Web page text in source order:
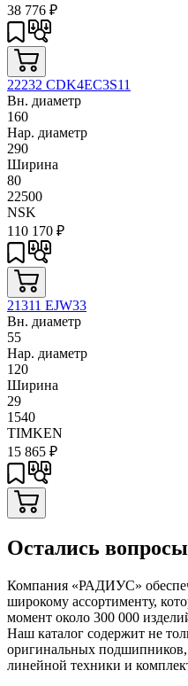
38 776 ₽
22232 CDK4EC3S11
Вн. диаметр
160
Нар. диаметр
290
Ширина
80
22500
NSK
110 170 ₽
21311 EJW33
Вн. диаметр
55
Нар. диаметр
120
Ширина
29
1540
TIMKEN
15 865 ₽
Остались
Компания «РАДИУС»
широкому ассортименту,
момент около 300 000
Наш каталог содержит не
оригинальных подшипников,
линейной техники и